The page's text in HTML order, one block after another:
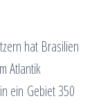
hat Brasilien
Atlantik
ein Gebiet 350